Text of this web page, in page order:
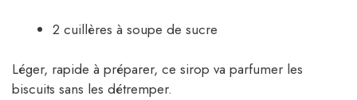
2 cuillères à soupe de sucre
Léger, rapide à préparer, ce sirop va parfumer les
biscuits sans les détremper.